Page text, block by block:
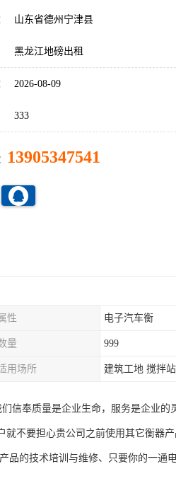
山东省德州宁津县
黑龙江地磅出租
2026-08-09
333
13905347541
性 电子汽车衡
量 999
用场所 建筑工地 搅拌
信奉质量是企业生命，服务是企业的
不要担心贵公司之前使用其它衡器
品的技术培训与维修、只要你的一通